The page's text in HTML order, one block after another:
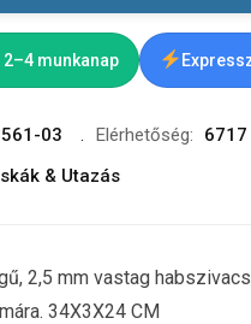
munkanap
03 Elérhetőség:
& Utazás
2,5 mm vastag
34X3X24 CM